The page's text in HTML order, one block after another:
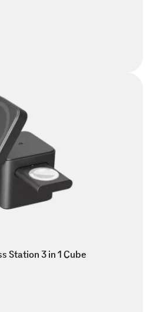
Station 3 in 1 Cube